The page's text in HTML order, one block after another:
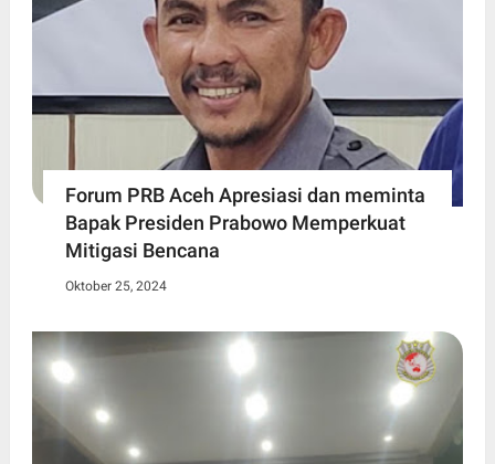
Forum PRB Aceh Apresiasi dan meminta
Bapak Presiden Prabowo Memperkuat
Mitigasi Bencana
Oktober 25, 2024